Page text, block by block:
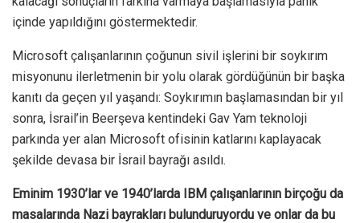
içinde yapıldığını göstermektedir.
Microsoft çalışanlarının çoğunun sivil işlerini bir soykırım
misyonunu ilerletmenin bir yolu olarak gördüğünün bir başka
kanıtı da geçen yıl yaşandı: Soykırımın başlamasından bir yıl
sonra, İsrail’in Beerşeva kentindeki Gav Yam teknoloji
parkında yer alan Microsoft ofisinin katlarını kaplayacak
şekilde devasa bir İsrail bayrağı asıldı.
Eminim 1930’lar ve 1940’larda IBM çalışanlarının birçoğu da
masalarında Nazi bayrakları bulunduruyordu ve onlar da bu